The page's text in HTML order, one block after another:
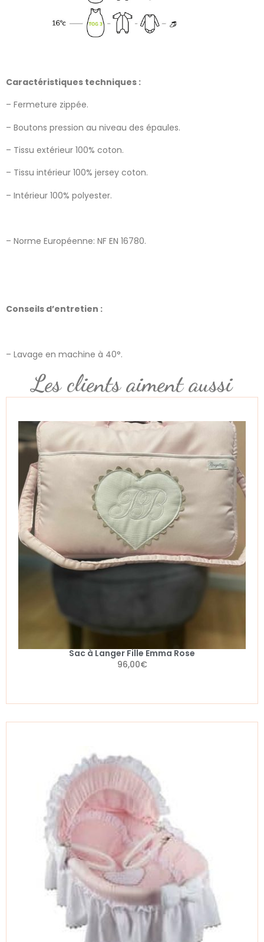
Caractéristiques techniques :
– Fermeture zippée.
– Boutons pression au niveau des épaules.
– Tissu extérieur 100% coton.
– Tissu intérieur 100% jersey coton.
– Intérieur 100% polyester.
– Norme Européenne: NF EN 16780.
Conseils d’entretien :
– Lavage en machine à 40°.
Les clients aiment aussi
Sac à Langer Fille Emma Rose
96,00€